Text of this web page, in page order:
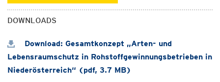
DOWNLOADS
Download: Gesamtkonzept „Arten- und
Lebensraumschutz in Rohstoffgewinnungsbetrieben in
Niederösterreich“ (pdf, 3.7 MB)